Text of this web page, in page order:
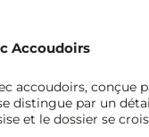
Accoudoirs
accoudoirs, conçue
distingue par un
et le dossier se